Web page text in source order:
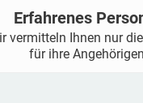
Erfahrenes
vermitteln Ihnen nur
für ihre Angehörigen